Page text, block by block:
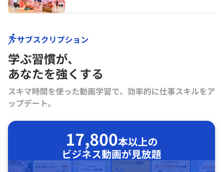
サブスクリプション
学ぶ習慣が､
あなたを強くする
スキマ時間を使った動画学習で、効率的に仕事スキルをア
ップデート。
17,800本以上の
ビジネス動画が見放題